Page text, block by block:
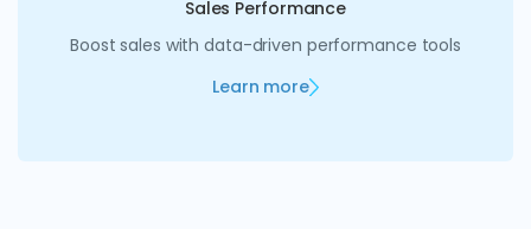
Sales Performance
Boost sales with data-driven performance tools
Learn more